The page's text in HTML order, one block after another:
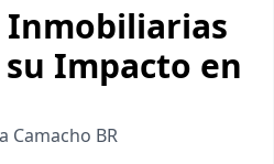
Inmobiliarias
Impacto en
Camacho BR